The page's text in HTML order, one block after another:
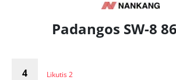
Padangos SW-8
Likutis 2